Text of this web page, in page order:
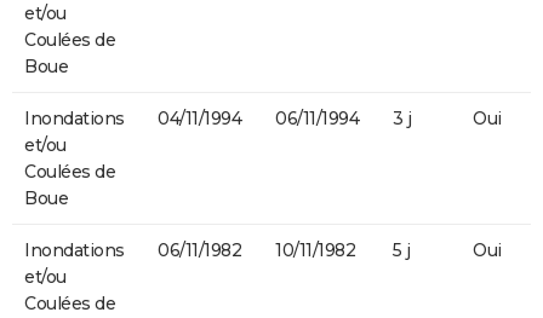
et/ou
Coulées de
Boue
Inondations
et/ou
Coulées de
Boue
04/11/1994 06/11/1994 3 j Oui
Inondations
et/ou
Coulées de
06/11/1982 10/11/1982 5 j Oui